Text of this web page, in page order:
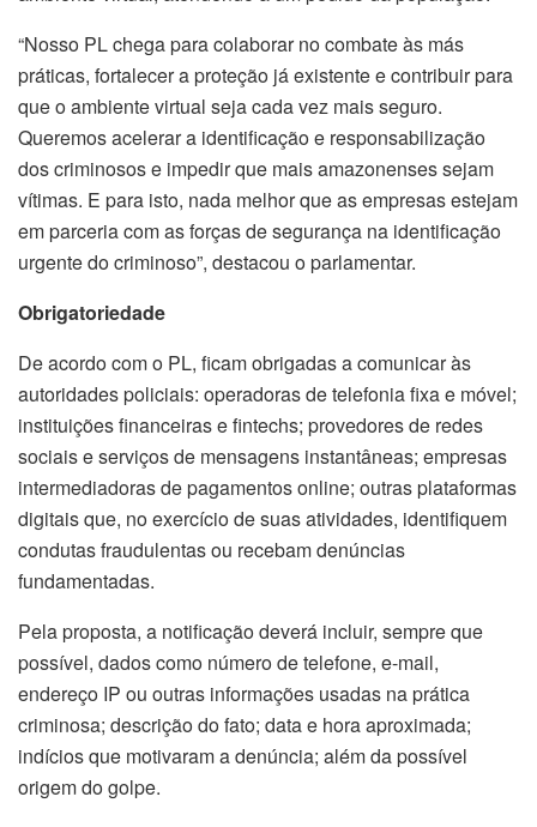
“Nosso PL chega para colaborar no combate às más
práticas, fortalecer a proteção já existente e contribuir para
que o ambiente virtual seja cada vez mais seguro.
Queremos acelerar a identificação e responsabilização
dos criminosos e impedir que mais amazonenses sejam
vítimas. E para isto, nada melhor que as empresas estejam
em parceria com as forças de segurança na identificação
urgente do criminoso”, destacou o parlamentar.
Obrigatoriedade
De acordo com o PL, ficam obrigadas a comunicar às
autoridades policiais: operadoras de telefonia fixa e móvel;
instituições financeiras e fintechs; provedores de redes
sociais e serviços de mensagens instantâneas; empresas
intermediadoras de pagamentos online; outras plataformas
digitais que, no exercício de suas atividades, identifiquem
condutas fraudulentas ou recebam denúncias
fundamentadas.
Pela proposta, a notificação deverá incluir, sempre que
possível, dados como número de telefone, e-mail,
endereço IP ou outras informações usadas na prática
criminosa; descrição do fato; data e hora aproximada;
indícios que motivaram a denúncia; além da possível
origem do golpe.